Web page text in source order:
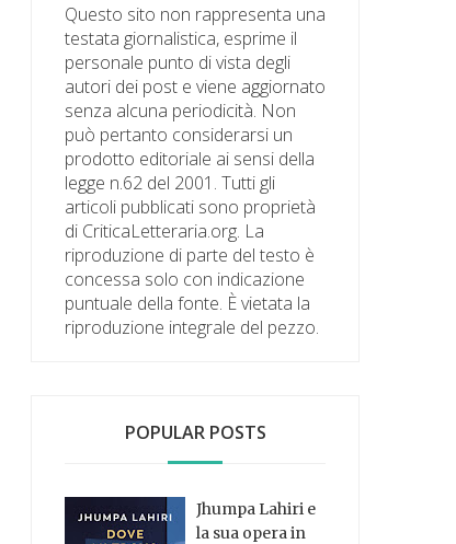
Questo sito non rappresenta una
testata giornalistica, esprime il
personale punto di vista degli
autori dei post e viene aggiornato
senza alcuna periodicità. Non
può pertanto considerarsi un
prodotto editoriale ai sensi della
legge n.62 del 2001. Tutti gli
articoli pubblicati sono proprietà
di CriticaLetteraria.org. La
riproduzione di parte del testo è
concessa solo con indicazione
puntuale della fonte. È vietata la
riproduzione integrale del pezzo.
POPULAR POSTS
Jhumpa Lahiri e
la sua opera in